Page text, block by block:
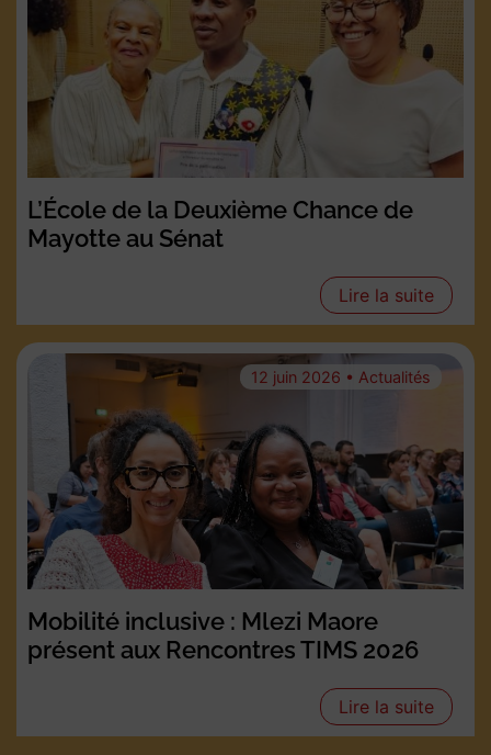
L’École de la Deuxième Chance de
Mayotte au Sénat
Lire la suite
12 juin 2026 • Actualités
Mobilité inclusive : Mlezi Maore
présent aux Rencontres TIMS 2026
Lire la suite